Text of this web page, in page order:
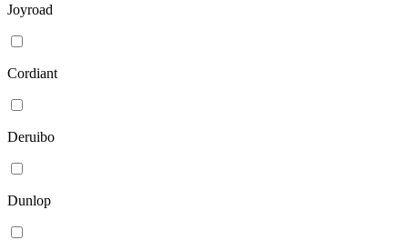
Joyroad
Cordiant
Deruibo
Dunlop